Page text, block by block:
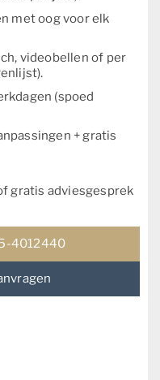
met oog voor elk
videobellen of per
(spoed
+ gratis
gratis adviesgesprek
4012440